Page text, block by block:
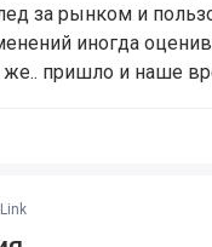
за рынком и
иногда
же.. пришло и наше